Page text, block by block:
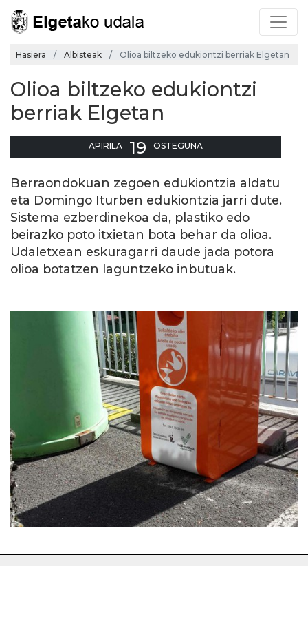
Hasiera Albisteak Olioa biltzeko edukiontzi berriak Elgetan
Olioa biltzeko edukiontzi
berriak Elgetan
APIRILA 19 OSTEGUNA
Berraondokuan zegoen edukiontzia aldatu
eta Domingo Iturben edukiontzia jarri dute.
Sistema ezberdinekoa da, plastiko edo
beirazko poto itxietan bota behar da olioa.
Udaletxean eskuragarri daude jada potora
olioa botatzen laguntzeko inbutuak.